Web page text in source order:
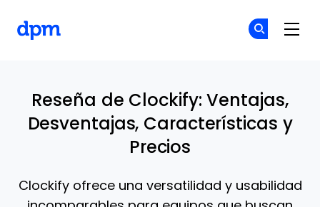
Reseña de Clockify: Ventajas,
Desventajas, Características y
Precios
Clockify ofrece una versatilidad y usabilidad